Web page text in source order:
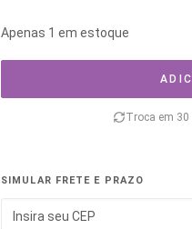
Apenas 1 em estoque
Troca em 30
SIMULAR FRETE E PRAZO